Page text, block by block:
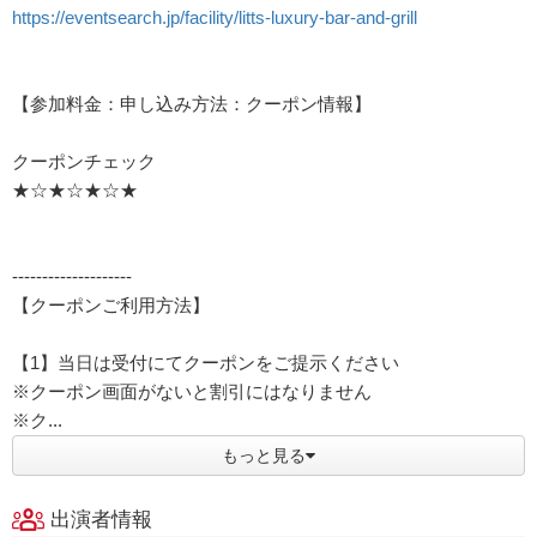
https://eventsearch.jp/facility/litts-luxury-bar-and-grill
【参加料金：申し込み方法：クーポン情報】
クーポンチェック
★☆★☆★☆★
--------------------
【クーポンご利用方法】
【1】当日は受付にてクーポンをご提示ください
※クーポン画面がないと割引にはなりません
※ク...
もっと見る
出演者情報